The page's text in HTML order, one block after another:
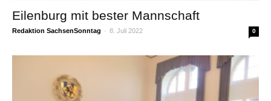
Eilenburg mit bester Mannschaft
Redaktion SachsenSonntag - 8. Juli 2022 0